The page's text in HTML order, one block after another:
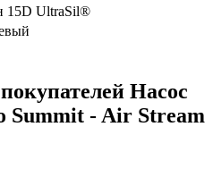
15D UltraSil®
Насос
Summit - Air Stream